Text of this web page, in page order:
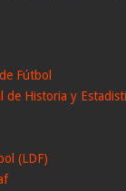
Fútbol
de Historia y
(LDF)